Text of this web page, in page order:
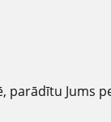
parādītu Jums